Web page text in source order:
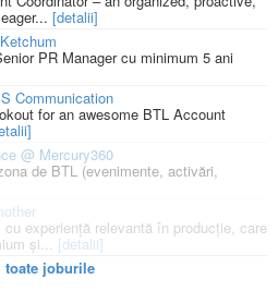
[detalii]
PR Manager cu minimum 5 ani
Communication
for an awesome BTL Account
@ Mercury360
de BTL (evenimente, activări,
experiență relevantă în producție, care
și... [detalii]
toate joburile